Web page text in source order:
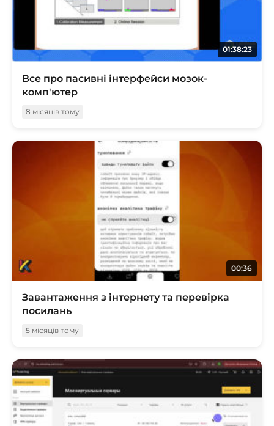
01:38:23
Все про пасивні інтерфейси мозок-
комп'ютер
8 місяців тому
00:36
Завантаження з інтернету та перевірка
посилань
5 місяців тому